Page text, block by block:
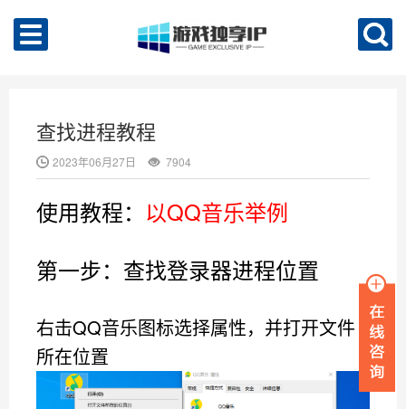
查找进程教程
2023年06月27日 7904
使用教程： 以QQ音乐举例
第一步：查找登录器进程位置
右击QQ音乐图标选择属性，并打开文件
所在位置